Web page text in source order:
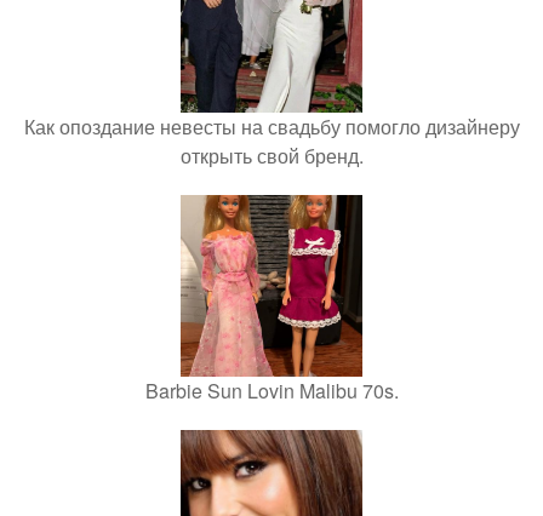
Как опоздание невесты на свадьбу помогло дизайнеру
открыть свой бренд.
Barbie Sun Lovin Malibu 70s.